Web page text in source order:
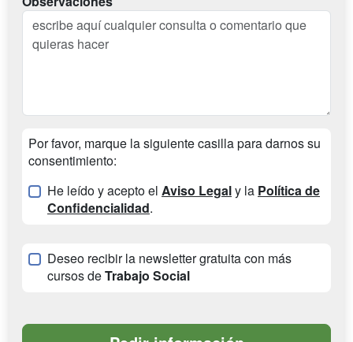
Por favor, marque la siguiente casilla para darnos su
consentimiento:
He leído y acepto el Aviso Legaly la Política de
Confidencialidad.
Deseo recibir la newsletter gratuita con más
cursos deTrabajo Social